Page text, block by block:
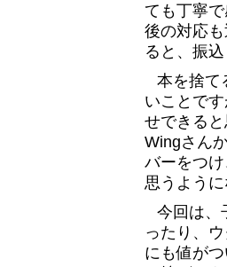
ても丁寧
後の対応
ると、振
本を捨て
いことで
せできる
Wingさん
バーをつ
思うよう
今回は、
ったり、
にも値が